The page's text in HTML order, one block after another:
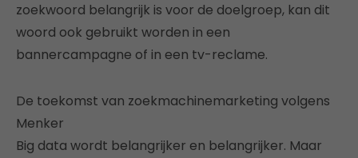
zoekwoord belangrijk is voor de doelgroep, kan dit
woord ook gebruikt worden in een
bannercampagne of in een tv-reclame.
De toekomst van zoekmachinemarketing volgens
Menker
Big data wordt belangrijker en belangrijker. Maar